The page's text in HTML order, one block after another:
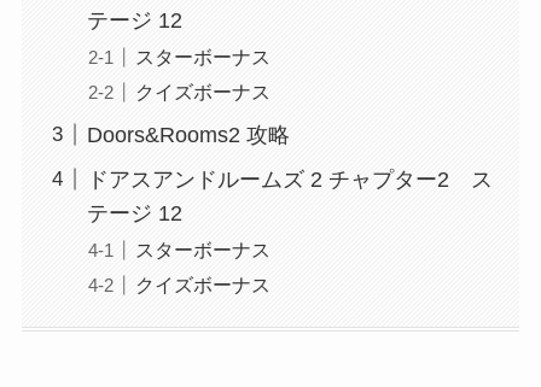
テージ 12
スターボーナス
クイズボーナス
Doors&Rooms2 攻略
ドアスアンドルームズ 2 チャプター2 ス
テージ 12
スターボーナス
クイズボーナス